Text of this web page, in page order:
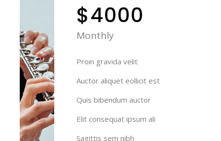
$4000
Monthly
Proin gravida velit
Auctor aliquet eollicit est
Quis bibendum auctor
Elit consequat ipsum ali
Sagittis sem nibh